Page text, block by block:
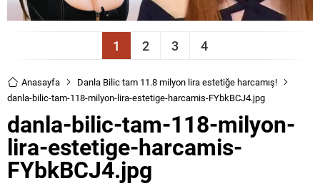
1 2 3 4
Anasayfa
Danla Bilic tam 11.8 milyon lira estetiğe harcamış!
danla-bilic-tam-118-milyon-lira-estetige-harcamis-FYbkBCJ4.jpg
danla-bilic-tam-118-milyon-
lira-estetige-harcamis-
FYbkBCJ4.jpg